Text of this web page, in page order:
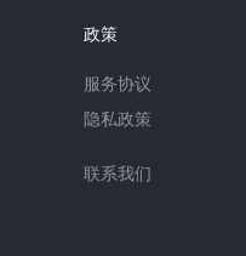
政策
服务协议
隐私政策
联系我们